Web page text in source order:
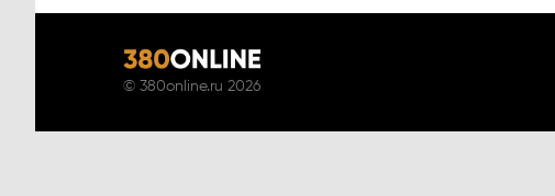
© 380online.ru 2026